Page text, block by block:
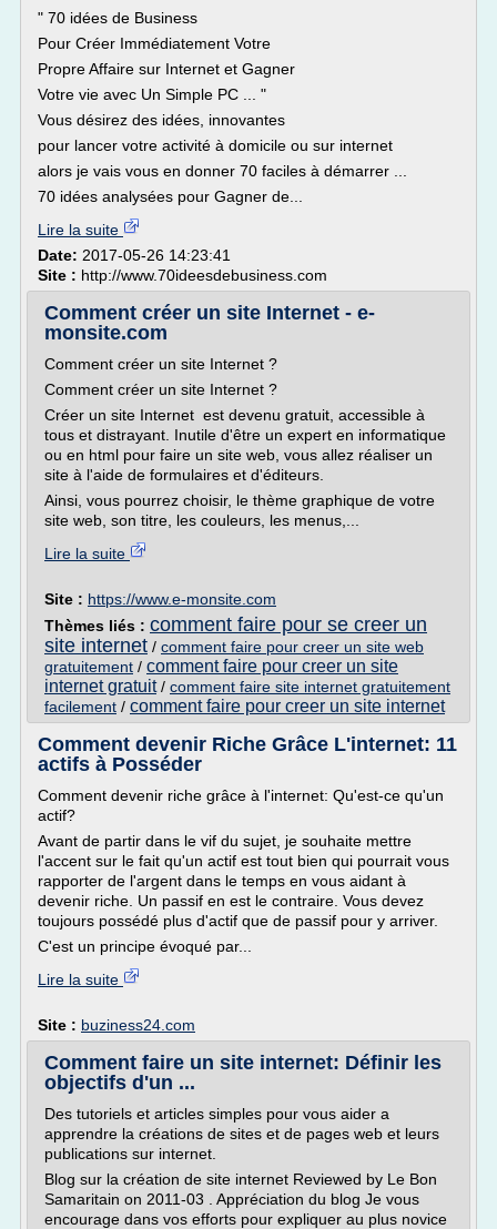
" 70 idées de Business
Pour Créer Immédiatement Votre
Propre Affaire sur Internet et Gagner
Votre vie avec Un Simple PC ... "
Vous désirez des idées, innovantes
pour lancer votre activité à domicile ou sur internet
alors je vais vous en donner 70 faciles à démarrer ...
70 idées analysées pour Gagner de...
Lire la suite
Date: 2017-05-26 14:23:41
Site : http://www.70ideesdebusiness.com
Comment créer un site Internet - e-
monsite.com
Comment créer un site Internet ?
Comment créer un site Internet ?
Créer un site Internet est devenu gratuit, accessible à
tous et distrayant. Inutile d'être un expert en informatique
ou en html pour faire un site web, vous allez réaliser un
site à l'aide de formulaires et d'éditeurs.
Ainsi, vous pourrez choisir, le thème graphique de votre
site web, son titre, les couleurs, les menus,...
Lire la suite
Site : https://www.e-monsite.com
Thèmes liés : comment faire pour se creer un
site internet / comment faire pour creer un site web
gratuitement / comment faire pour creer un site
internet gratuit/ comment faire site internet gratuitement
facilement / comment faire pour creer un site internet
Comment devenir Riche Grâce L'internet: 11
actifs à Posséder
Comment devenir riche grâce à l'internet: Qu'est-ce qu'un
actif?
Avant de partir dans le vif du sujet, je souhaite mettre
l'accent sur le fait qu'un actif est tout bien qui pourrait vous
rapporter de l'argent dans le temps en vous aidant à
devenir riche. Un passif en est le contraire. Vous devez
toujours possédé plus d'actif que de passif pour y arriver.
C'est un principe évoqué par...
Lire la suite
Site : buziness24.com
Comment faire un site internet: Définir les
objectifs d'un ...
Des tutoriels et articles simples pour vous aider a
apprendre la créations de sites et de pages web et leurs
publications sur internet.
Blog sur la création de site internet Reviewed by Le Bon
Samaritain on 2011-03 . Appréciation du blog Je vous
encourage dans vos efforts pour expliquer au plus novice